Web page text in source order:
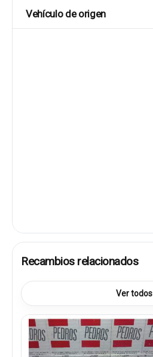
Vehículo de origen
Recambios relacionados
Ver todos